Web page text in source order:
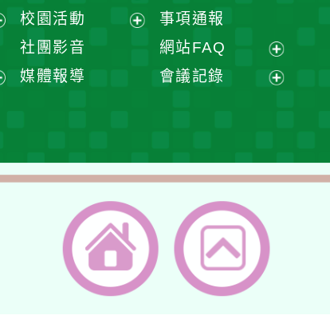
展
校園活動
社團影音
媒體報導
事項通報
網站FAQ
展
開
會議記錄
單